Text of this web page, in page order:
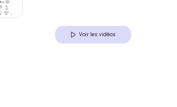
Voir les vidéos